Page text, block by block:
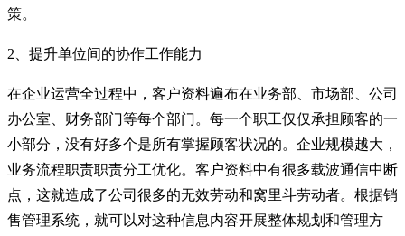
策。
2、提升单位间的协作工作能力
在企业运营全过程中，客户资料遍布在业务部、市场部、公司
办公室、财务部门等每个部门。每一个职工仅仅承担顾客的一
小部分，没有好多个是所有掌握顾客状况的。企业规模越大，
业务流程职责职责分工优化。客户资料中有很多载波通信中断
点，这就造成了公司很多的无效劳动和窝里斗劳动者。根据销
售管理系统，就可以对这种信息内容开展整体规划和管理方